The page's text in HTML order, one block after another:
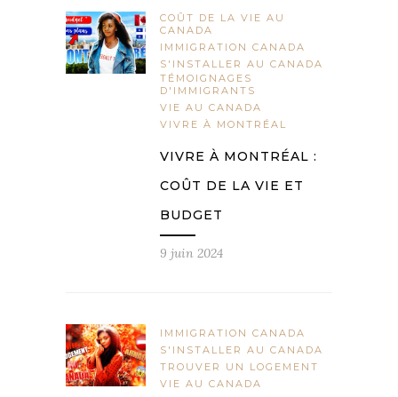
COÛT DE LA VIE AU
CANADA
IMMIGRATION CANADA
S'INSTALLER AU CANADA
TÉMOIGNAGES
D'IMMIGRANTS
VIE AU CANADA
VIVRE À MONTRÉAL
VIVRE À MONTRÉAL :
COÛT DE LA VIE ET
BUDGET
9 juin 2024
IMMIGRATION CANADA
S'INSTALLER AU CANADA
TROUVER UN LOGEMENT
VIE AU CANADA